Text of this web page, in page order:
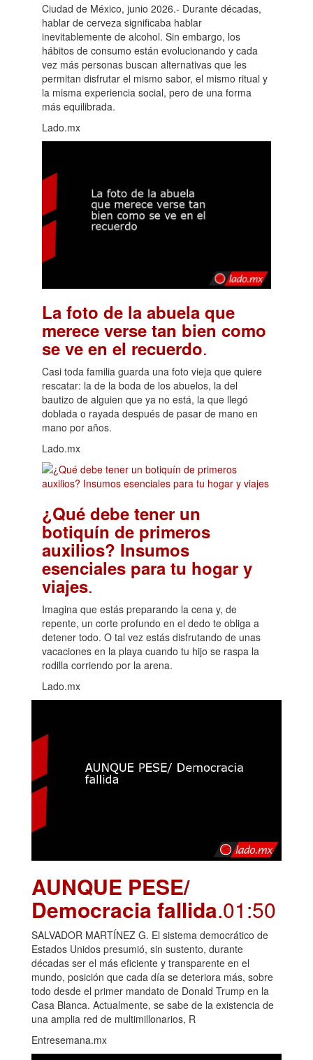
Ciudad de México, junio 2026.- Durante décadas,
hablar de cerveza significaba hablar
inevitablemente de alcohol. Sin embargo, los
hábitos de consumo están evolucionando y cada
vez más personas buscan alternativas que les
permitan disfrutar el mismo sabor, el mismo ritual y
la misma experiencia social, pero de una forma
más equilibrada.
Lado.mx
La foto de la abuela que
merece verse tan bien como
se ve en el recuerdo.
Casi toda familia guarda una foto vieja que quiere
rescatar: la de la boda de los abuelos, la del
bautizo de alguien que ya no está, la que llegó
doblada o rayada después de pasar de mano en
mano por años.
Lado.mx
¿Qué debe tener un
botiquín de primeros
auxilios? Insumos
esenciales para tu hogar y
viajes.
Imagina que estás preparando la cena y, de
repente, un corte profundo en el dedo te obliga a
detener todo. O tal vez estás disfrutando de unas
vacaciones en la playa cuando tu hijo se raspa la
rodilla corriendo por la arena.
Lado.mx
AUNQUE PESE/
Democracia fallida.01:50
SALVADOR MARTÍNEZ G. El sistema democrático de
Estados Unidos presumió, sin sustento, durante
décadas ser el más eficiente y transparente en el
mundo, posición que cada día se deteriora más, sobre
todo desde el primer mandato de Donald Trump en la
Casa Blanca. Actualmente, se sabe de la existencia de
una amplia red de multimillonarios, R
Entresemana.mx